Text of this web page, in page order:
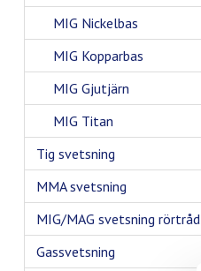
MIG Nickelbas
MIG Kopparbas
MIG Gjutjärn
MIG Titan
Tig svetsning
MMA svetsning
MIG/MAG svetsning rörtråd
Gassvetsning